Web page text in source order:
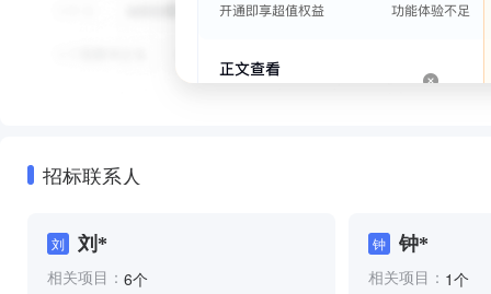
招标联系人
刘 刘*
相关项目： 6个
钟 钟*
相关项目： 1个